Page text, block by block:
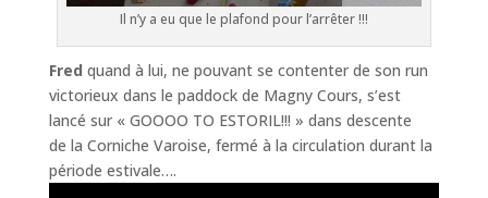
Il n’y a eu que le plafond pour l’arrêter !!!
Fred quand à lui, ne pouvant se contenter de son run
victorieux dans le paddock de Magny Cours, s’est
lancé sur « GOOOO TO ESTORIL!!! » dans descente
de la Corniche Varoise, fermé à la circulation durant la
période estivale….